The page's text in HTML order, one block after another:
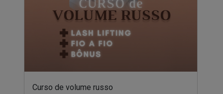
Curso de volume russo